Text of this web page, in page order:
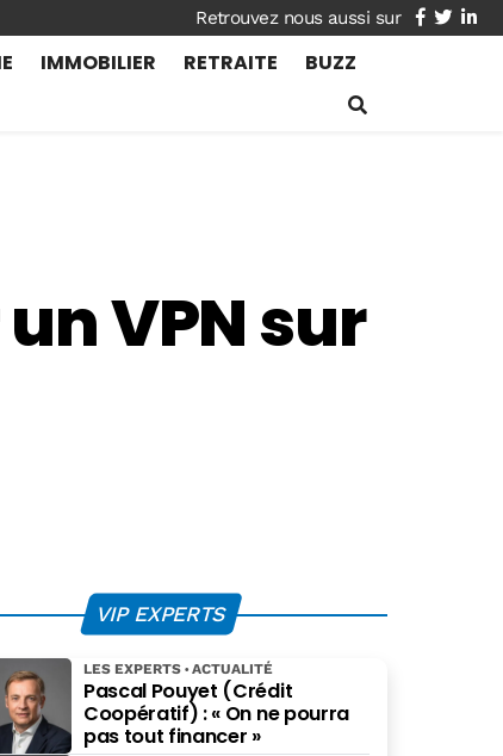
facebook
twitter
IMMOBILIER RETRAITE BUZZ
VPN sur
VIP EXPERTS
Pascal Pouyet (Crédit
Coopératif) : « On ne pourra
pas tout financer »
LES EXPERTS ACTUALITÉ